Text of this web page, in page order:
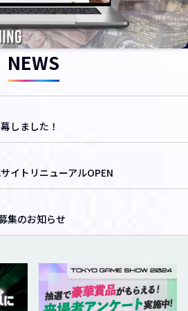
NEWS
しました！
イトリニューアルOPEN
集のお知らせ